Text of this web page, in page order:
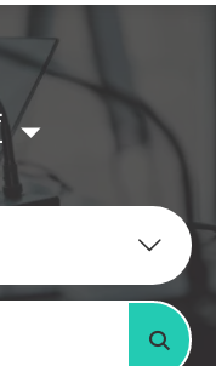
搜尋